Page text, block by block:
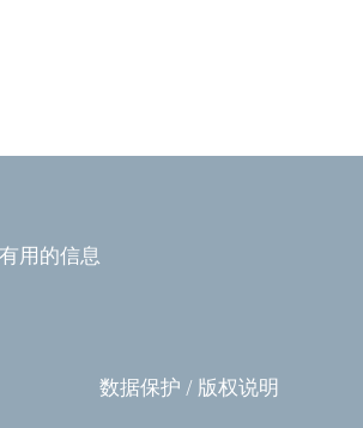
用的信息
数据保护 / 版权说明